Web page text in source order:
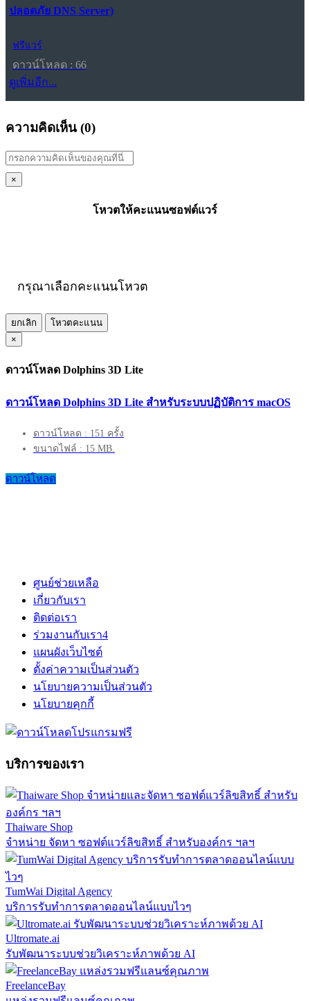
ปลอดภัย DNS Server)
ฟรีแวร์
ดาวน์โหลด : 66
ดูเพิ่มอีก...
ความคิดเห็น (0)
×
โหวตให้คะแนนซอฟต์แวร์
กรุณาเลือกคะแนนโหวต
ยกเลิก
โหวตคะแนน
×
ดาวน์โหลด Dolphins 3D Lite
ดาวน์โหลด Dolphins 3D Lite สำหรับระบบปฏิบัติการ macOS
ดาวน์โหลด : 151 ครั้ง
ขนาดไฟล์ : 15 MB.
ดาวน์โหลด
ศูนย์ช่วยเหลือ
เกี่ยวกับเรา
ติดต่อเรา
ร่วมงานกับเรา4
แผนผังเว็บไซต์
ตั้งค่าความเป็นส่วนตัว
นโยบายความเป็นส่วนตัว
นโยบายคุกกี้
บริการของเรา
Thaiware Shop
จำหน่าย จัดหา ซอฟต์แวร์ลิขสิทธิ์ สำหรับองค์กร ฯลฯ
TumWai Digital Agency
บริการรับทำการตลาดออนไลน์แบบไวๆ
Ultromate.ai
รับพัฒนาระบบช่วยวิเคราะห์ภาพด้วย AI
FreelanceBay